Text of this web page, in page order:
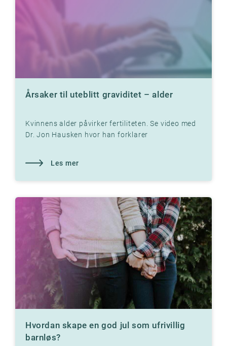
Årsaker til uteblitt graviditet – alder
Kvinnens alder påvirker fertiliteten. Se video med
Dr. Jon Hausken hvor han forklarer
Les mer
Hvordan skape en god jul som ufrivillig
barnløs?